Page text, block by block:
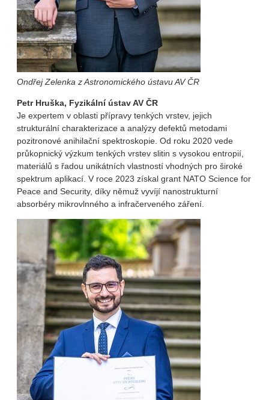
Ondřej Zelenka z Astronomického ústavu AV ČR
Petr Hruška, Fyzikální ústav AV ČR
Je expertem v oblasti přípravy tenkých vrstev, jejich
strukturální charakterizace a analýzy defektů metodami
pozitronové anihilační spektroskopie. Od roku 2020 vede
průkopnický výzkum tenkých vrstev slitin s vysokou entropií,
materiálů s řadou unikátních vlastností vhodných pro široké
spektrum aplikací. V roce 2023 získal grant NATO Science for
Peace and Security, díky němuž vyvíjí nanostrukturní
absorbéry mikrovlnného a infračerveného záření.